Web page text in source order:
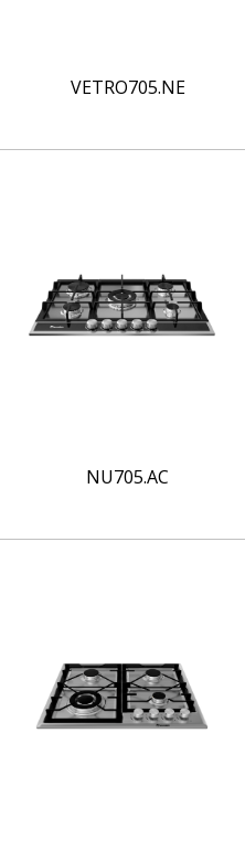
VETRO705.NE
NU705.AC